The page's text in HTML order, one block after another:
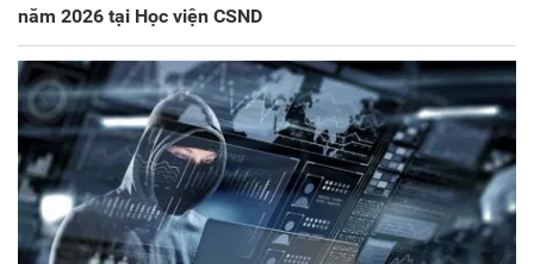
năm 2026 tại Học viện CSND